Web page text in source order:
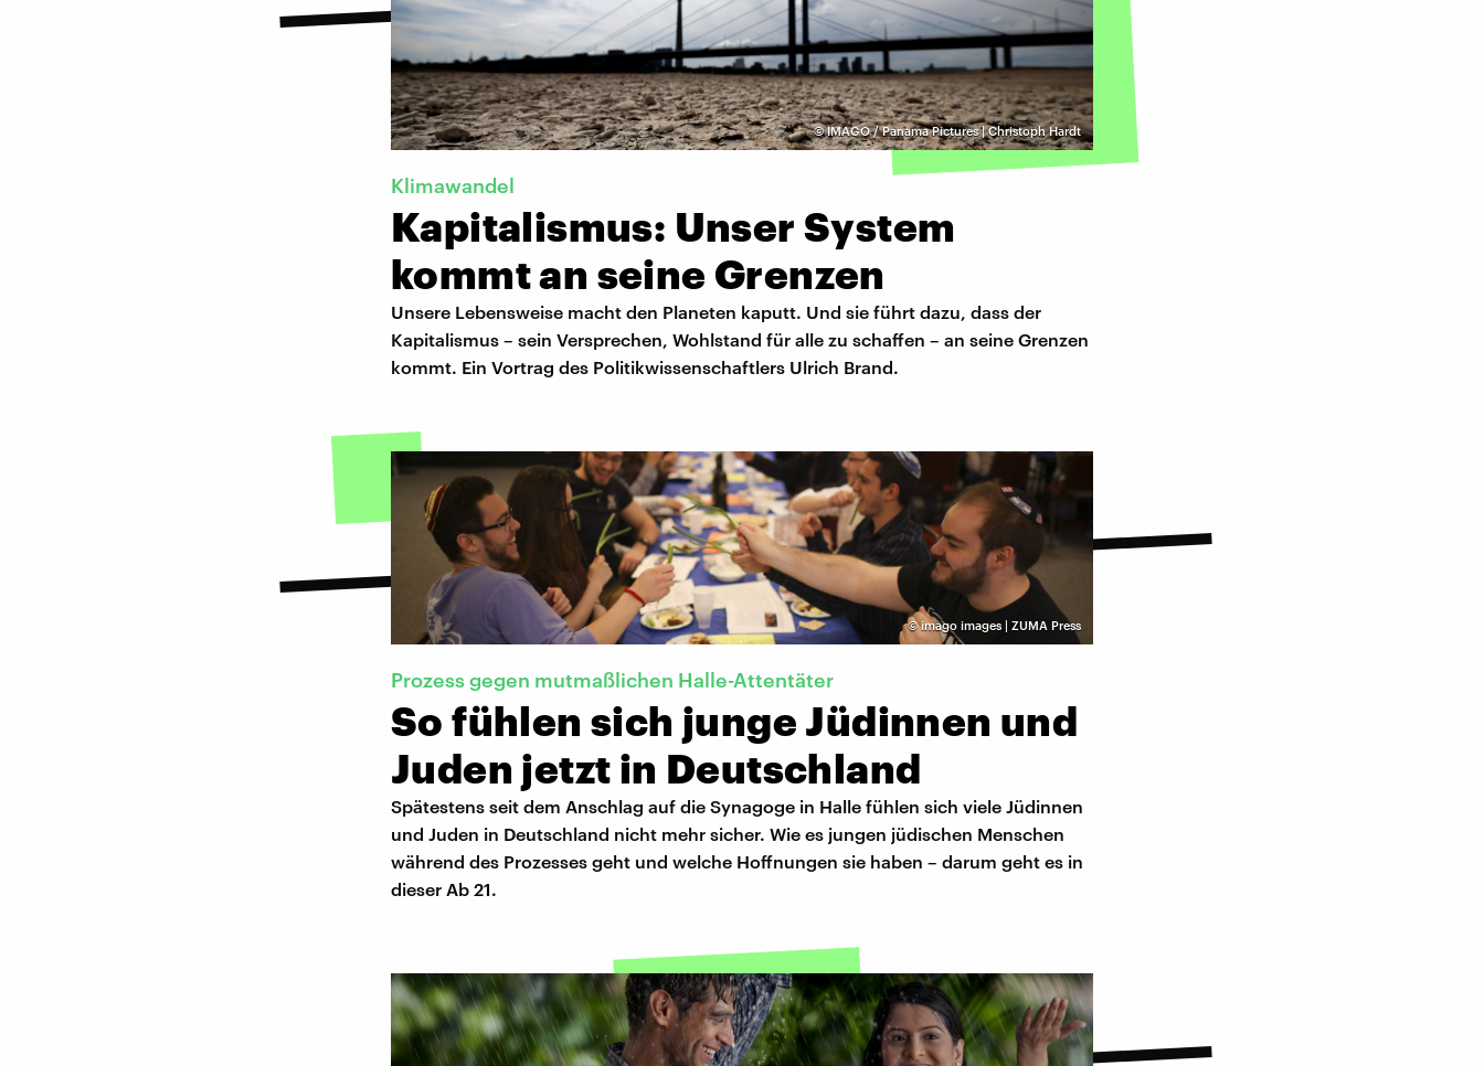
©IMAGO / Panama Pictures | Christoph Hardt
Klimawandel
Kapitalismus: Unser System
kommt an seine Grenzen
Unsere Lebensweise macht den Planeten kaputt. Und sie führt dazu, dass der
Kapitalismus – sein Versprechen, Wohlstand für alle zu schaffen – an seine Grenzen
kommt. Ein Vortrag des Politikwissenschaftlers Ulrich Brand.
©imago images | ZUMA Press
Prozess gegen mutmaßlichen Halle-Attentäter
So fühlen sich junge Jüdinnen und
Juden jetzt in Deutschland
Spätestens seit dem Anschlag auf die Synagoge in Halle fühlen sich viele Jüdinnen
und Juden in Deutschland nicht mehr sicher. Wie es jungen jüdischen Menschen
während des Prozesses geht und welche Hoffnungen sie haben – darum geht es in
dieser Ab 21.